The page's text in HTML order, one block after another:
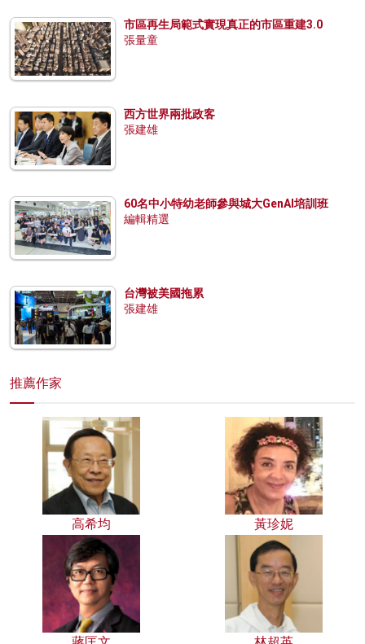
市區再生局範式實現真正的市區重建3.0
張量童
西方世界兩批政客
張建雄
60名中小特幼老師參與城大GenAI培訓班
編輯精選
台灣被美國拖累
張建雄
推薦作家
高希均 黃珍妮